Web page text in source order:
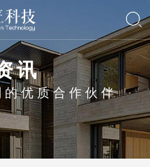
讯
优质合作伙伴